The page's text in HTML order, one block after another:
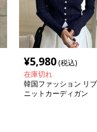
¥5,980(税込)
在庫切れ
韓国ファッション リブ
ニットカーディガン